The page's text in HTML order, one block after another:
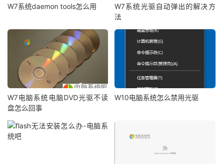
W7系统daemon tools怎么用
W7系统光驱自动弹出的解决方
法
W7电脑系统电脑DVD光驱不读
盘怎么回事
W10电脑系统怎么禁用光驱